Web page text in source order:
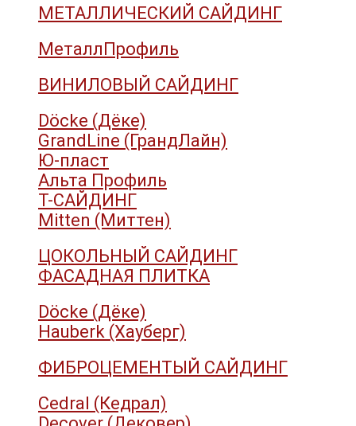
МЕТАЛЛИЧЕСКИЙ САЙДИНГ
МеталлПрофиль
ВИНИЛОВЫЙ САЙДИНГ
Döcke (Дёке)
GrandLine (ГрандЛайн)
Ю-пласт
Альта Профиль
Т-САЙДИНГ
Mitten (Миттен)
ЦОКОЛЬНЫЙ САЙДИНГ
ФАСАДНАЯ ПЛИТКА
Döcke (Дёке)
Hauberk (Хауберг)
ФИБРОЦЕМЕНТЫЙ САЙДИНГ
Cedral (Кедрал)